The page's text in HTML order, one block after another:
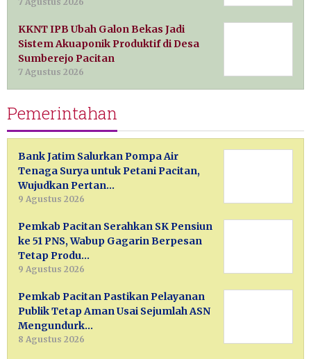
KKNT IPB Ubah Galon Bekas Jadi
Sistem Akuaponik Produktif di Desa
Sumberejo Pacitan
7 Agustus 2026
Pemerintahan
Bank Jatim Salurkan Pompa Air
Tenaga Surya untuk Petani Pacitan,
Wujudkan Pertan…
9 Agustus 2026
Pemkab Pacitan Serahkan SK Pensiun
ke 51 PNS, Wabup Gagarin Berpesan
Tetap Produ…
9 Agustus 2026
Pemkab Pacitan Pastikan Pelayanan
Publik Tetap Aman Usai Sejumlah ASN
Mengundurk…
8 Agustus 2026